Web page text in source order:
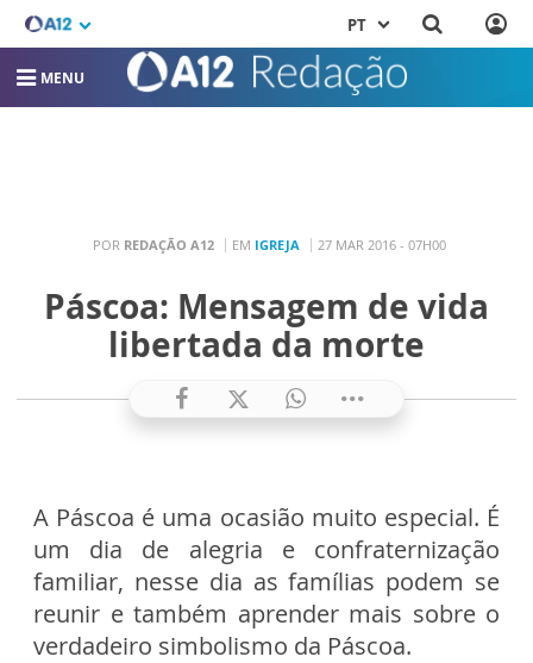
PT
MENU
POR REDAÇÃO A12 EM IGREJA 27 MAR 2016 - 07H00
Páscoa: Mensagem de vida
libertada da morte
A Páscoa é uma ocasião muito especial. É
um dia de alegria e confraternização
familiar, nesse dia as famílias podem se
reunir e também aprender mais sobre o
verdadeiro simbolismo da Páscoa.